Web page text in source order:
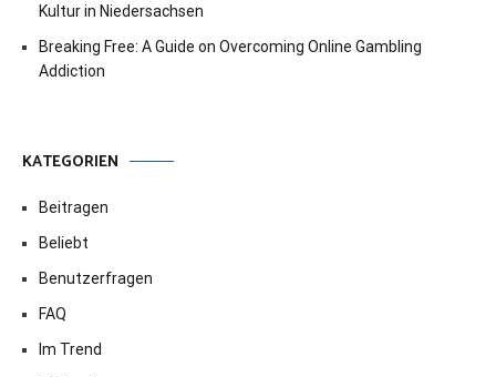
Kultur in Niedersachsen
Breaking Free: A Guide on Overcoming Online Gambling
Addiction
KATEGORIEN
Beitragen
Beliebt
Benutzerfragen
FAQ
Im Trend